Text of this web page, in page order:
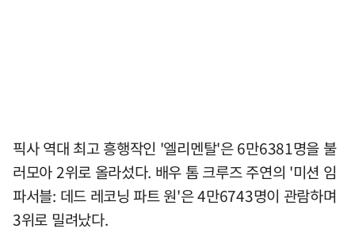
픽사 역대 최고 흥행작인 '엘리멘탈'은 6만6381명을 불
러모아 2위로 올라섰다. 배우 톰 크루즈 주연의 '미션 임
파서블: 데드 레코닝 파트 원'은 4만6743명이 관람하며
3위로 밀려났다.